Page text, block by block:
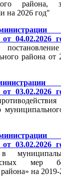
района,
на 2026 год"
от 04.02.2026
района
от
от 03.02.2026
мер
на